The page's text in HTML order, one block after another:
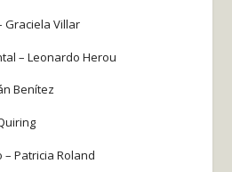
Villar
– Leonardo Herou
Benítez
Patricia Roland